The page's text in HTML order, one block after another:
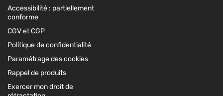
Accessibilité : partiellement
conforme
CGV et CGP
Politique de confidentialité
Paramétrage des cookies
Rappel de produits
Exercer mon droit de